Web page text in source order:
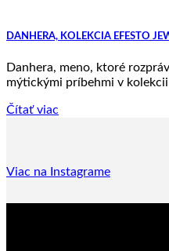
DANHERA, KOLEKCIA EFESTO
Danhera, meno, ktoré
mýtickými príbehmi v kolekcii
Čítať viac
Viac na Instagrame